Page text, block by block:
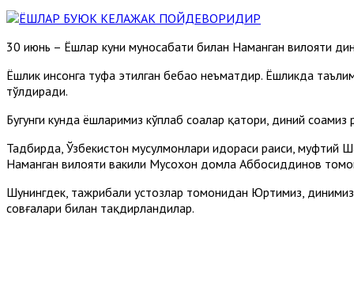
30 июнь – Ёшлар куни муносабати билан Наманган вилояти
Ёшлик инсонга туҳфа этилган бебаҳо неъматдир. Ёшликда
тўлдиради.
Бугунги кунда ёшларимиз кўплаб соҳалар қатори, диний
Тадбирда, Ўзбекистон мусулмонлари идораси раиси, муфтий
Наманган вилояти вакили Мусохон домла Аббосиддинов
Шунингдек, тажрибали устозлар томонидан Юртимиз,
совғалари билан тақдирландилар.